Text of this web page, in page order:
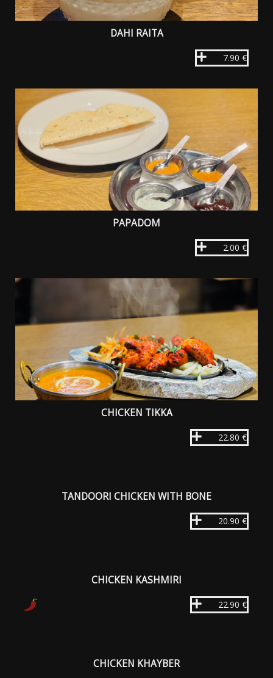
DAHI RAITA
7.90 €
PAPADOM
2.00 €
CHICKEN TIKKA
22.80 €
TANDOORI CHICKEN WITH BONE
20.90 €
CHICKEN KASHMIRI
22.90 €
CHICKEN KHAYBER